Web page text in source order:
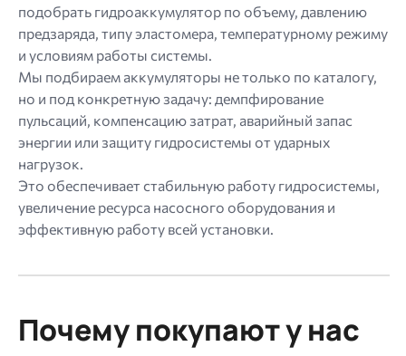
подобрать гидроаккумулятор по объему, давлению
предзаряда, типу эластомера, температурному режиму
и условиям работы системы.
Мы подбираем аккумуляторы не только по каталогу,
но и под конкретную задачу: демпфирование
пульсаций, компенсацию затрат, аварийный запас
энергии или защиту гидросистемы от ударных
нагрузок.
Это обеспечивает стабильную работу гидросистемы,
увеличение ресурса насосного оборудования и
эффективную работу всей установки.
Почему покупают у нас